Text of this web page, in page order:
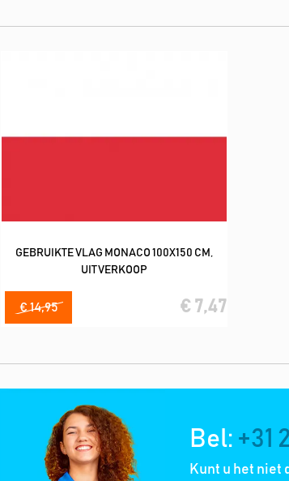
In winkelwagen
GEBRUIKTE VLAG MONACO 100X150 CM,
UITVERKOOP
€ 14,95 € 7,47
Bel: +31
Kunt u het niet